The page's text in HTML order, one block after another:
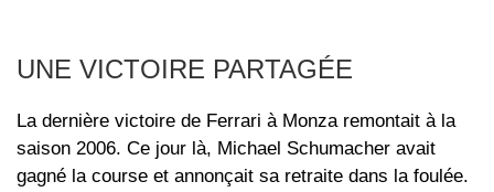
UNE VICTOIRE PARTAGÉE
La dernière victoire de Ferrari à Monza remontait à la
saison 2006. Ce jour là, Michael Schumacher avait
gagné la course et annonçait sa retraite dans la foulée.